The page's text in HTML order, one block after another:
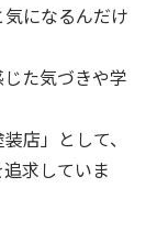
気になるんだけ
た気づきや学
店」として、
求していま